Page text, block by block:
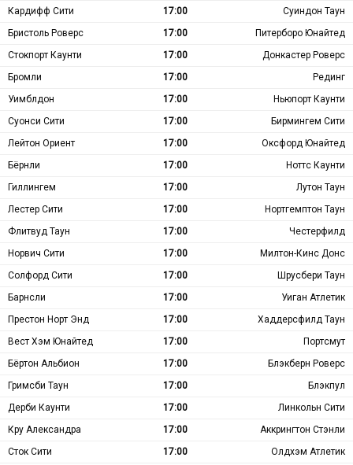
Кардифф Сити
17:00
Суиндон Таун
Бристоль Роверс
17:00
Питерборо Юнайтед
Стокпорт Каунти
17:00
Донкастер Роверс
Бромли
17:00
Рединг
Уимблдон
17:00
Ньюпорт Каунти
Суонси Сити
17:00
Бирмингем Сити
Лейтон Ориент
17:00
Оксфорд Юнайтед
Бёрнли
17:00
Ноттс Каунти
Гиллингем
17:00
Лутон Таун
Лестер Сити
17:00
Нортгемптон Таун
Флитвуд Таун
17:00
Честерфилд
Норвич Сити
17:00
Милтон-Кинс Донс
Солфорд Сити
17:00
Шрусбери Таун
Барнсли
17:00
Уиган Атлетик
Престон Норт Энд
17:00
Хаддерсфилд Таун
Вест Хэм Юнайтед
17:00
Портсмут
Бёртон Альбион
17:00
Блэкберн Роверс
Гримсби Таун
17:00
Блэкпул
Дерби Каунти
17:00
Линкольн Сити
Кру Александра
17:00
Аккрингтон Стэнли
Сток Сити
17:00
Олдхэм Атлетик